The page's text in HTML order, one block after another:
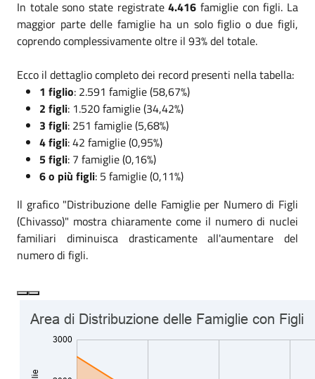
In totale sono state registrate4.416 famiglie con figli. La
maggior parte delle famiglie ha un solo figlio o due figli,
coprendo complessivamente oltre il 93% del totale.
Ecco il dettaglio completo dei record presenti nella tabella:
1 figlio: 2.591 famiglie (58,67%)
2 figli: 1.520 famiglie (34,42%)
3 figli: 251 famiglie (5,68%)
4 figli: 42 famiglie (0,95%)
5 figli: 7 famiglie (0,16%)
6 o più figli: 5 famiglie (0,11%)
Il grafico "Distribuzione delle Famiglie per Numero di Figli
(Chivasso)" mostra chiaramente come il numero di nuclei
familiari diminuisca drasticamente all'aumentare del
numero di figli.